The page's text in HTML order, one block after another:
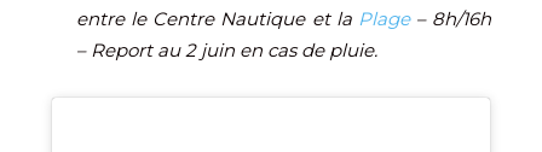
entre le Centre Nautique et la Plage– 8h/16h
– Report au 2 juin en cas de pluie.